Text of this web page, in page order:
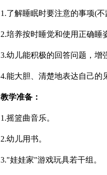
1.了解睡眠时要注意的事项(
2.培养按时睡觉和使用正确睡
3.幼儿能积极的回答问题，增
4.能大胆、清楚地表达自己的
教学准备：
1.摇篮曲音乐。
2.幼儿用书。
3."娃娃家"游戏玩具若干组。